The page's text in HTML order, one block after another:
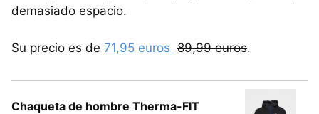
demasiado espacio.
Su precio es de 71,95 euros 89,99 euros.
Chaqueta de hombre Therma-FIT